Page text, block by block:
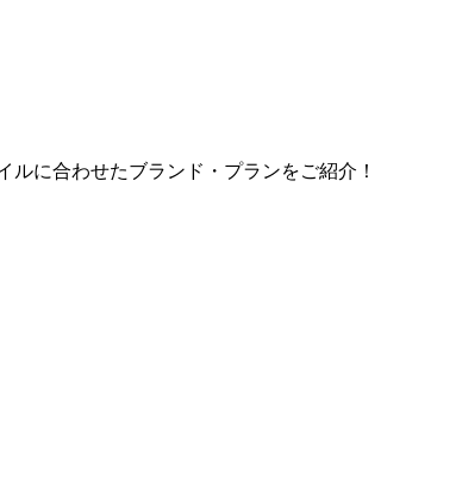
に合わせたブランド・プランをご紹介！